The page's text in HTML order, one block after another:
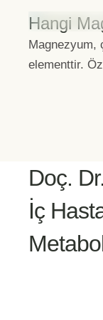
Hangi
Magnezyum,
elementtir.
Doç.
İç